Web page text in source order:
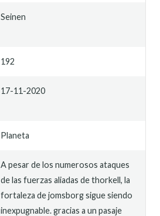
Seinen
192
17-11-2020
Planeta
A pesar de los numerosos ataques
de las fuerzas aliadas de thorkell, la
fortaleza de jomsborg sigue siendo
inexpugnable. gracias a un pasaje